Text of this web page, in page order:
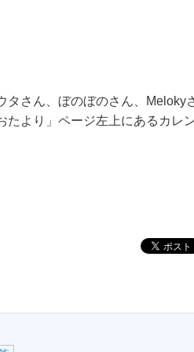
タさん、ぼのぼのさん、Meloky
より」ページ左上にあるカレ